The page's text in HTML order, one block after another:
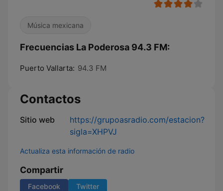
Música mexicana
Frecuencias La Poderosa 94.3 FM:
Puerto Vallarta: 94.3 FM
Contactos
Sitio web
https://grupoasradio.com/estacion?
sigla=XHPVJ
Actualiza esta información de radio
Compartir
Facebook Twitter